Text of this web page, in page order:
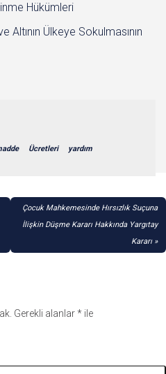
Hükümleri
Altının Ülkeye Sokulmasının
Ücretleri yardım
Çocuk Mahkemesinde Hırsızlık Suçuna
İlişkin Düşme Kararı Hakkında Yargıtay
Kararı
Gerekli alanlar* ile